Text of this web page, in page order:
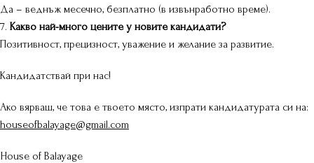
Да – веднъж месечно, безплатно (в извънработно време).
7. Какво най-много цените у новите кандидати?
Позитивност, прецизност, уважение и желание за развитие.
Кандидатствай при нас!
Ако вярваш, че това е твоето място, изпрати кандидатурата си на:
houseofbalayage@gmail.com
House of Balayage